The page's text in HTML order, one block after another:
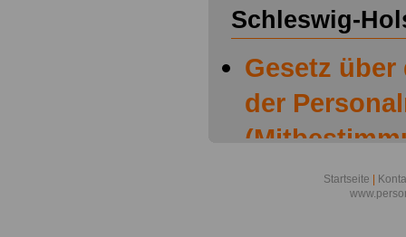
Schleswig-
Gesetz
der
Schleswig-
Startseite